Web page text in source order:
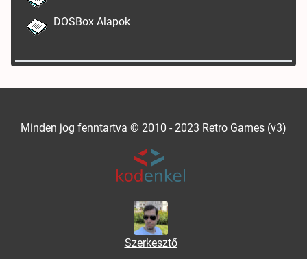
DOSBox Alapok
Minden jog fenntartva © 2010 - 2023 Retro Games (v3)
Szerkesztő